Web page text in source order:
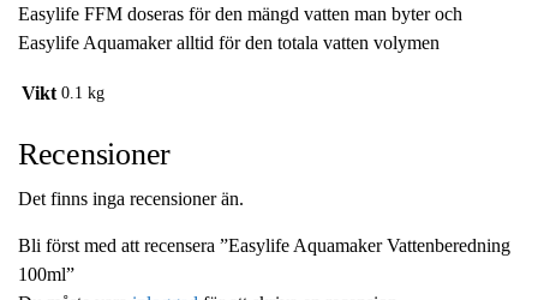
Easylife FFM doseras för den mängd vatten man byter och
Easylife Aquamaker alltid för den totala vatten volymen
Vikt 0.1 kg
Recensioner
Det finns inga recensioner än.
Bli först med att recensera ”Easylife Aquamaker Vattenberedning
100ml”